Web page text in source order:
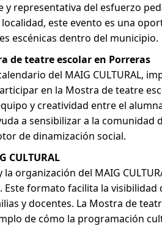
representativa del esfuerzo
este evento es una
escénicas dentro del municipio.
de teatre escolar en Porreras
del MAIG CULTURAL,
en la Mostra de teatre
y creatividad entre el
a sensibilizar a la comunidad
de dinamización social.
CULTURAL
organización del MAIG
formato facilita la visibilidad
y docentes. La Mostra de
de cómo la programación